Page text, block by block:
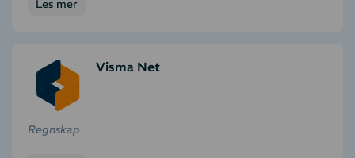
Les mer
Visma Net
Regnskap